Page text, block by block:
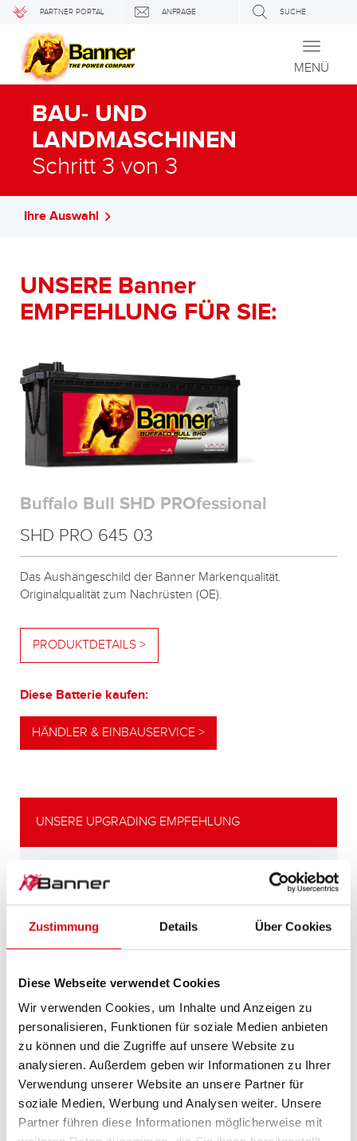
Zustimmung Details Über Cookies
Diese Webseite verwendet Cookies
Wir verwenden Cookies, um Inhalte und Anzeigen zu
personalisieren, Funktionen für soziale Medien anbieten
zu können und die Zugriffe auf unsere Website zu
analysieren. Außerdem geben wir Informationen zu Ihrer
Verwendung unserer Website an unsere Partner für
soziale Medien, Werbung und Analysen weiter. Unsere
Partner führen diese Informationen möglicherweise mit
PARTNER PORTAL ANFRAGE SUCHE
Toggle
MENÜ
BAU- UND
LANDMASCHINEN
Schritt 3 von 3
Ihre Auswahl
UNSERE Banner
EMPFEHLUNG FÜR SIE:
Buffalo Bull SHD PROfessional
SHD PRO 645 03
Das Aushängeschild der Banner Markenqualität.
Originalqualität zum Nachrüsten (OE).
PRODUKTDETAILS >
Diese Batterie kaufen:
HÄNDLER & EINBAUSERVICE >
LEISTUNGSSTARKE
ALTERNATIVE
Energiebedarf bzw. höheren
PRODUKTDETAILS >
UNSERE UPGRADING EMPFEHLUNG